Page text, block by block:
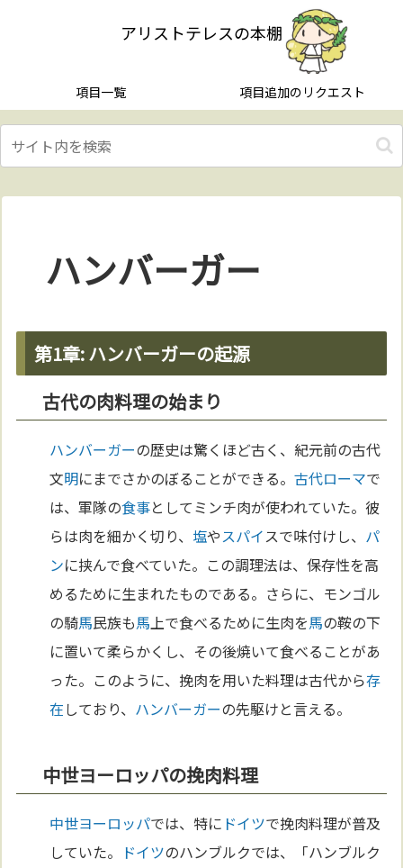
アリストテレスの本棚
項目一覧 項目追加のリクエスト
ハンバーガー
第1章: ハンバーガーの起源
古代の肉料理の始まり
ハンバーガーの歴史は驚くほど古く、紀元前の古代
文明にまでさかのぼることができる。古代ローマで
は、軍隊の食事としてミンチ肉が使われていた。彼
らは肉を細かく切り、 塩やスパイスで味付けし、 パ
ンに挟んで食べていた。この調理法は、保存性を高
めるために生まれたものである。さらに、モンゴル
の騎馬民族も馬上で食べるために生肉を馬の鞍の下
に置いて柔らかくし、その後焼いて食べることがあ
った。このように、挽肉を用いた料理は古代から存
在しており、 ハンバーガーの先駆けと言える。
中世ヨーロッパの挽肉料理
中世ヨーロッパでは、特に ドイツで挽肉料理が普及
していた。 ドイツのハンブルクでは、「ハンブルク